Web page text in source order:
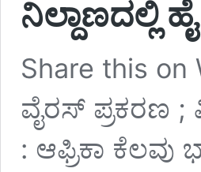
ನಿಲ್ದಾಣದಲ್ಲಿ
Share this on
ವೈರಸ್ ಪ್ರಕರಣ
: ಆಫ್ರಿಕಾ ಕೆಲವು